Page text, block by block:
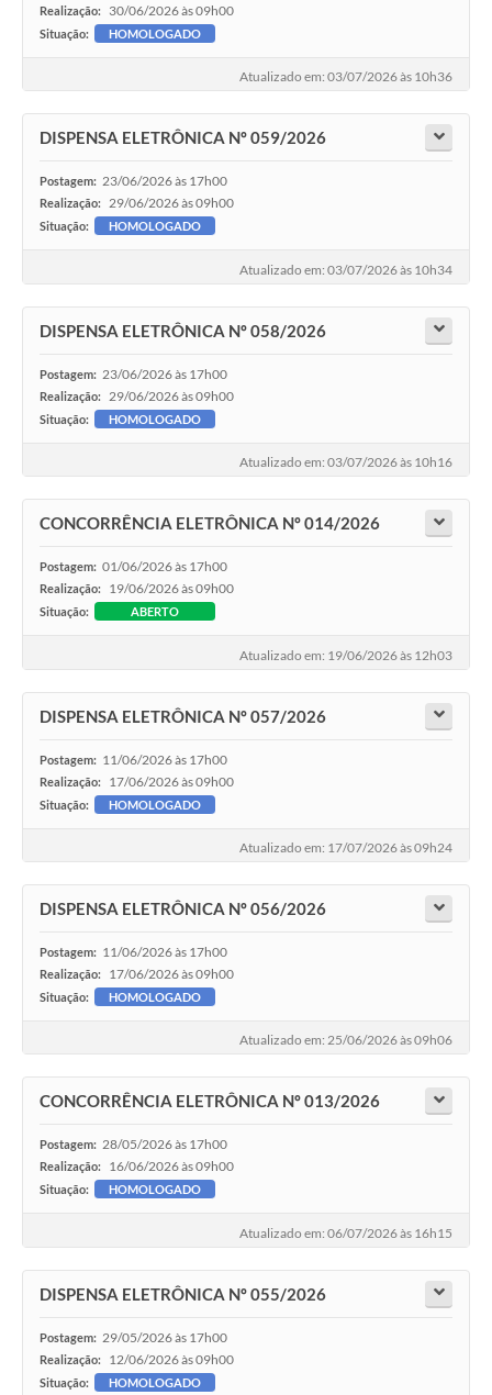
Realização: 30/06/2026 às 09h00
Situação: HOMOLOGADO
Atualizado em: 03/07/2026 às 10h36
DISPENSA ELETRÔNICA Nº 059/2026
Postagem: 23/06/2026 às 17h00
Realização: 29/06/2026 às 09h00
Situação: HOMOLOGADO
Atualizado em: 03/07/2026 às 10h34
DISPENSA ELETRÔNICA Nº 058/2026
Postagem: 23/06/2026 às 17h00
Realização: 29/06/2026 às 09h00
Situação: HOMOLOGADO
Atualizado em: 03/07/2026 às 10h16
CONCORRÊNCIA ELETRÔNICA Nº 014/2026
Postagem: 01/06/2026 às 17h00
Realização: 19/06/2026 às 09h00
Situação: ABERTO
Atualizado em: 19/06/2026 às 12h03
DISPENSA ELETRÔNICA Nº 057/2026
Postagem: 11/06/2026 às 17h00
Realização: 17/06/2026 às 09h00
Situação: HOMOLOGADO
Atualizado em: 17/07/2026 às 09h24
DISPENSA ELETRÔNICA Nº 056/2026
Postagem: 11/06/2026 às 17h00
Realização: 17/06/2026 às 09h00
Situação: HOMOLOGADO
Atualizado em: 25/06/2026 às 09h06
CONCORRÊNCIA ELETRÔNICA Nº 013/2026
Postagem: 28/05/2026 às 17h00
Realização: 16/06/2026 às 09h00
Situação: HOMOLOGADO
Atualizado em: 06/07/2026 às 16h15
DISPENSA ELETRÔNICA Nº 055/2026
Postagem: 29/05/2026 às 17h00
Realização: 12/06/2026 às 09h00
Situação: HOMOLOGADO